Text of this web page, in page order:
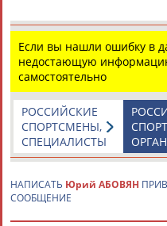
Если вы нашли ошибку в
недостающую
самостоятельно
РОССИЙСКИЕ
СПОРТСМЕНЫ,
СПЕЦИАЛИСТЫ
НАПИСАТЬ Юрий АБОВЯН
СООБЩЕНИЕ